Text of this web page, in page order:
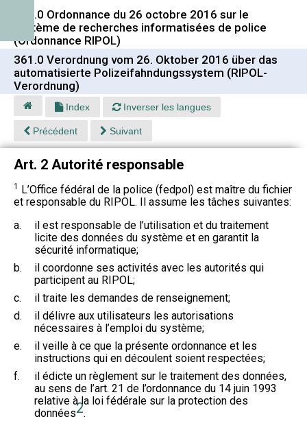
361.0 Ordonnance du 26 octobre 2016 sur le
système de recherches informatisées de police
(Ordonnance RIPOL)
361.0 Verordnung vom 26. Oktober 2016 über das
automatisierte Polizeifahndungssystem (RIPOL-
Verordnung)
Index Inverser les langues
Précédent Suivant
Art. 2 Autorité responsable
1 L’Office fédéral de la police (fedpol) est maître du fichier
et responsable du RIPOL. Il assume les tâches suivantes:
a.
il est responsable de l’utilisation et du traitement
licite des données du système et en garantit la
sécurité informatique;
b.
il coordonne ses activités avec les autorités qui
participent au RIPOL;
c.
il traite les demandes de renseignement;
d.
il délivre aux utilisateurs les autorisations
nécessaires à l’emploi du système;
e.
il veille à ce que la présente ordonnance et les
instructions qui en découlent soient respectées;
f.
il édicte un règlement sur le traitement des données,
au sens de l’art. 21 de l’ordonnance du 14 juin 1993
relative à la loi fédérale sur la protection des
données2.